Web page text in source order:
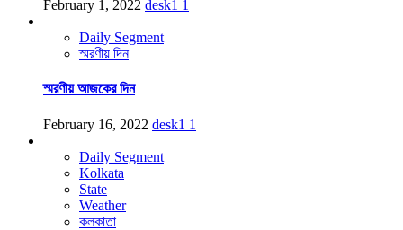
February 1, 2022 desk1 1
Daily Segment
স্মরণীয় দিন
স্মরণীয় আজকের দিন
February 16, 2022 desk1 1
Daily Segment
Kolkata
State
Weather
কলকাতা